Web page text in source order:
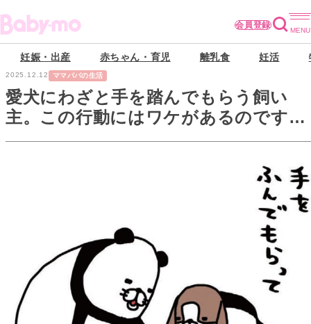
会員登録
妊娠・出産 赤ちゃん・育児 離乳食 妊活
2025.12.12 ママパパの生活
愛犬にわざと手を踏んでもらう飼い
主。この行動にはワケがあるのです。
【パンダと犬#30】